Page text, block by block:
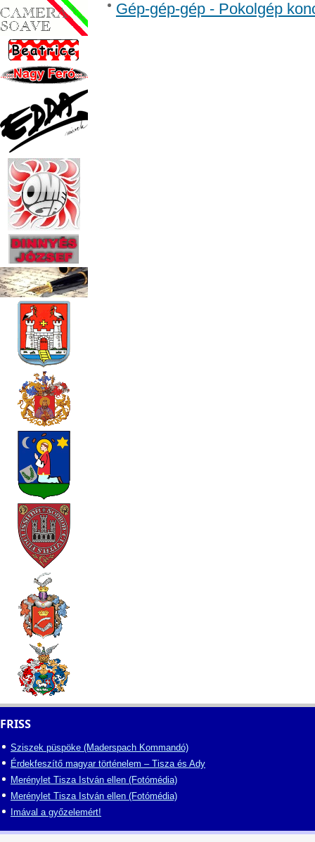
Gép-gép-gép - Pokolgép
FRISS
Sziszek püspöke (Maderspach Kommandó)
Érdekfeszítő magyar történelem – Tisza és Ady
Merénylet Tisza István ellen (Fotómédia)
Merénylet Tisza István ellen (Fotómédia)
Imával a győzelemért!